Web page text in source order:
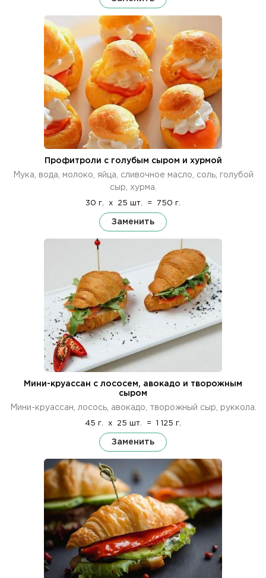
Профитроли с голубым сыром и хурмой
Мука, вода, молоко, яйца, сливочное масло, соль, голубой
сыр, хурма.
30 г. x 25 шт. = 750 г.
Заменить
Мини-круассан с лососем, авокадо и творожным
сыром
Мини-круассан, лосось, авокадо, творожный сыр, руккола.
45 г. x 25 шт. = 1 125 г.
Заменить